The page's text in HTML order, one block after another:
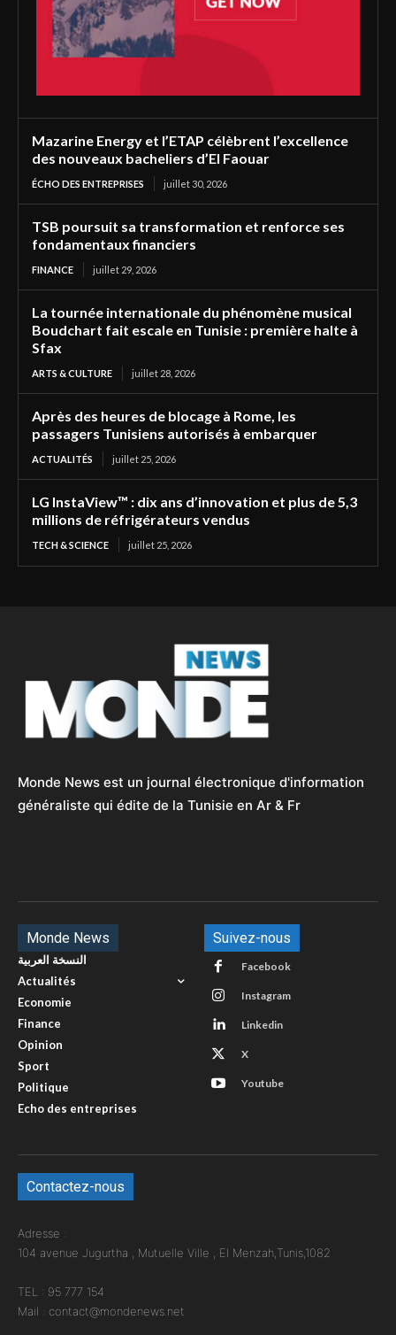
Mazarine Energy et l’ETAP célèbrent l’excellence
des nouveaux bacheliers d’El Faouar
ÉCHO DES ENTREPRISES juillet 30, 2026
TSB poursuit sa transformation et renforce ses
fondamentaux financiers
FINANCE juillet 29, 2026
La tournée internationale du phénomène musical
Boudchart fait escale en Tunisie : première halte à
Sfax
ARTS & CULTURE juillet 28, 2026
Après des heures de blocage à Rome, les
passagers Tunisiens autorisés à embarquer
ACTUALITÉS juillet 25, 2026
LG InstaView™ : dix ans d’innovation et plus de 5,3
millions de réfrigérateurs vendus
TECH & SCIENCE juillet 25, 2026
Monde News est un journal électronique d'information
généraliste qui édite de la Tunisie en Ar & Fr
Monde News
النسخة العربية
Actualités
Economie
Finance
Opinion
Sport
Politique
Echo des entreprises
Suivez-nous
Facebook
Instagram
Linkedin
X
Youtube
Contactez-nous
Adresse :
104 avenue Jugurtha , Mutuelle Ville , El Menzah,Tunis,1082
TEL : 95 777 154
Mail : contact@mondenews.net